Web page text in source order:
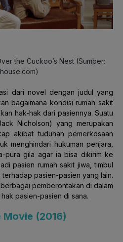
the Cuckoo’s Nest (Sumber:
dari novel dengan judul yang
bagaimana kondisi rumah sakit
hak-hak dari pasiennya. Suatu
Nicholson) yang merupakan
akibat tuduhan pemerkosaan
menghindari hukuman penjara,
pura gila agar ia bisa dikirim ke
pasien rumah sakit jiwa, timbul
pasien-pasien yang lain.
pemberontakan di dalam
pasien-pasien di sana.
(2016)